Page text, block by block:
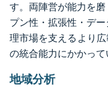
す。両陣営が能力を
プン性・拡張性・デ
理市場を支えるより
の統合能力にかかって
地域分析